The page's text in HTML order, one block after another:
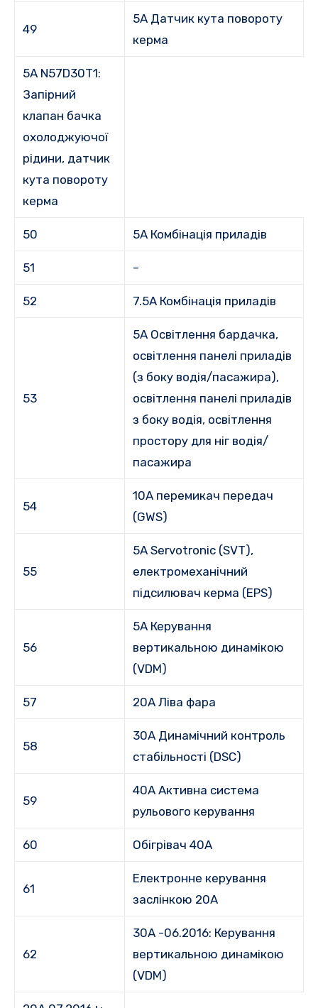
49
5A Датчик кута повороту
керма
5A N57D30T1:
Запірний
клапан бачка
охолоджуючої
рідини, датчик
кута повороту
керма
50 5А Комбінація приладів
51 –
52 7.5A Комбінація приладів
53
5A Освітлення бардачка,
освітлення панелі приладів
(з боку водія/пасажира),
освітлення панелі приладів
з боку водія, освітлення
простору для ніг водія/
пасажира
54
10A перемикач передач
(GWS)
55
5A Servotronic (SVT),
електромеханічний
підсилювач керма (EPS)
56
5A Керування
вертикальною динамікою
(VDM)
57 20А Ліва фара
58
30A Динамічний контроль
стабільності (DSC)
59
40A Активна система
рульового керування
60 Обігрівач 40А
61
Електронне керування
заслінкою 20A
62
30A -06.2016: Керування
вертикальною динамікою
(VDM)